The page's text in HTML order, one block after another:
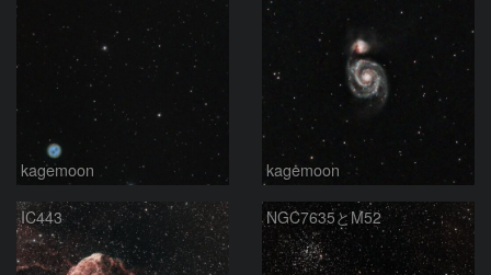
kagemoon kagemoon
IC443 NGC7635とM52